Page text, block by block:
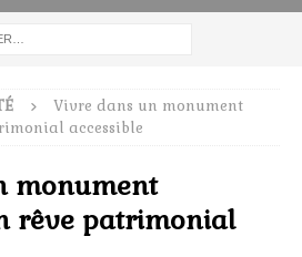
Vivre dans un monument
accessible
monument
rêve patrimonial